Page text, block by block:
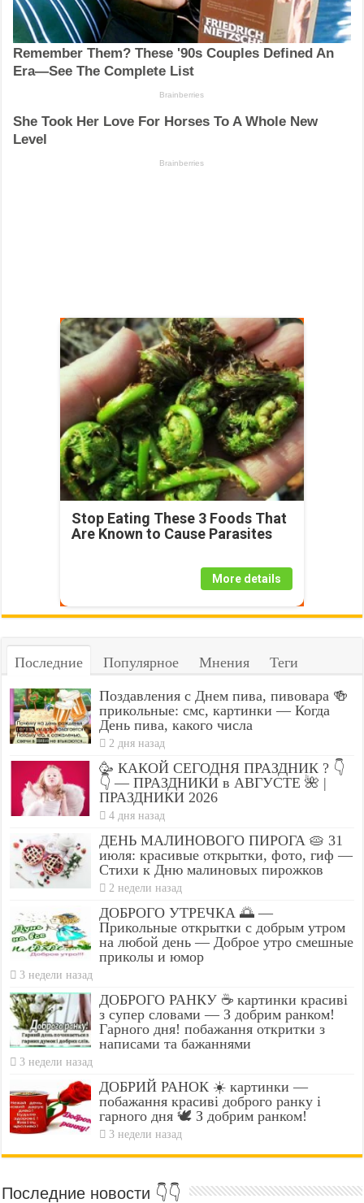
Stop Eating These 3 Foods That
Are Known to Cause Parasites
More details
Последние Популярное Мнения Теги
Поздавления с Днем пива, пивовара 🍻
прикольные: смс, картинки — Когда
День пива, какого числа
2 дня назад
🥳 КАКОЙ СЕГОДНЯ ПРАЗДНИК ? 👇
👇 — ПРАЗДНИКИ в АВГУСТЕ 🌺 |
ПРАЗДНИКИ 2026
4 дня назад
ДЕНЬ МАЛИНОВОГО ПИРОГА 🥧 31
июля: красивые открытки, фото, гиф —
Стихи к Дню малиновых пирожков
2 недели назад
ДОБРОГО УТРЕЧКА 🌅 —
Прикольные открытки с добрым утром
на любой день — Доброе утро смешные
приколы и юмор
3 недели назад
ДОБРОГО РАНКУ ☕ картинки красиві
з супер словами — З добрим ранком!
Гарного дня! побажання откритки з
написами та бажаннями
3 недели назад
ДОБРИЙ РАНОК ☀️ картинки —
побажання красиві доброго ранку і
гарного дня 🕊️ З добрим ранком!
3 недели назад
Последние новости 👇👇